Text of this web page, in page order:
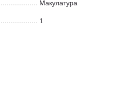
Макулатура
1